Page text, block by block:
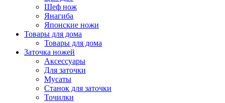
Шеф нож
Янагиба
Японские ножи
Товары для дома
Товары для дома
Заточка ножей
Аксессуары
Для заточки
Мусаты
Станок для заточки
Точилки